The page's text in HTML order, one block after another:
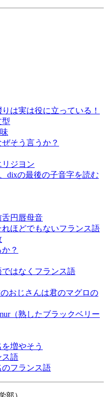
は実は役に立っている！
型
そう言うか？
リジヨン
dixの最後の子音字を読む
円唇母音
ほどでもないフランス語
？
ではなくフランス語
のおじさんは君のマグロの
（熟したブラックベリー
増やそう
ス語
フランス語